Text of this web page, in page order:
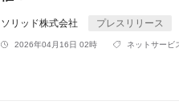
ソリッド株式会社 プレスリリース
2026年04月16日 02時 ネットサービ